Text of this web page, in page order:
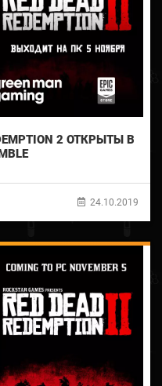
2 ОТКРЫТЫ В
24.10.2019